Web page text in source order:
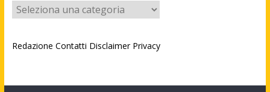
Categorie
Redazione Contatti Disclaimer Privacy